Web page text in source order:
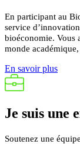
En participant au
service
bioéconomie. Vous
monde
En savoir plus
Je suis une
Soutenez une